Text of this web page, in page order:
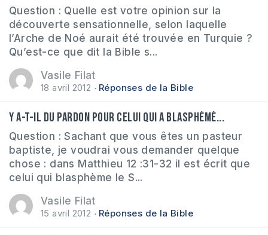
Question : Quelle est votre opinion sur la
découverte sensationnelle, selon laquelle
l’Arche de Noé aurait été trouvée en Turquie ?
Qu’est-ce que dit la Bible s...
Vasile Filat
18 avril 2012 Réponses de la Bible
Y a-t-il du pardon pour celui qui a blasphémé...
Question : Sachant que vous êtes un pasteur
baptiste, je voudrai vous demander quelque
chose : dans Matthieu 12 :31-32 il est écrit que
celui qui blasphème le S...
Vasile Filat
15 avril 2012 Réponses de la Bible